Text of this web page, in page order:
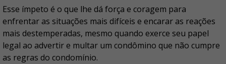
Esse ímpeto é o que lhe dá força e coragem para
enfrentar as situações mais difíceis e encarar as reações
mais destemperadas, mesmo quando exerce seu papel
legal ao advertir e multar um condômino que não cumpre
as regras do condomínio.